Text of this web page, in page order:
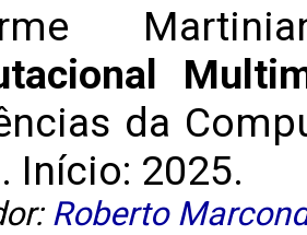
da
Início: 2025.
Roberto